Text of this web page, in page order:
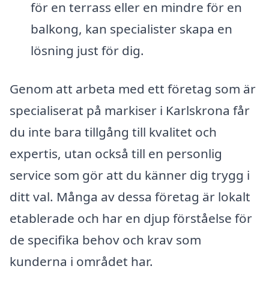
för en terrass eller en mindre för en
balkong, kan specialister skapa en
lösning just för dig.
Genom att arbeta med ett företag som är
specialiserat på markiser i Karlskrona får
du inte bara tillgång till kvalitet och
expertis, utan också till en personlig
service som gör att du känner dig trygg i
ditt val. Många av dessa företag är lokalt
etablerade och har en djup förståelse för
de specifika behov och krav som
kunderna i området har.